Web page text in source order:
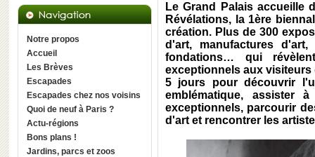
Notre propos
Accueil
Les Brèves
Escapades
Escapades chez nos voisins
Quoi de neuf à Paris ?
Actu-régions
Bons plans !
Jardins, parcs et zoos
Le Grand Palais accueille
Révélations, la 1ère
création. Plus de 300
d'art, manufactures
fondations… qui
exceptionnels aux visiteurs
5 jours pour découvrir
emblématique, assister
exceptionnels, parcourir
d'art et rencontrer les